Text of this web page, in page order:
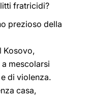
fratricidi?
prezioso della
Kosovo,
mescolarsi
di violenza.
casa,